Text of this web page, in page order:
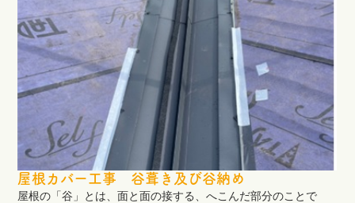
屋根カバー工事 谷葺き及び谷納め
屋根の「谷」とは、面と面の接する、へこんだ部分のことで